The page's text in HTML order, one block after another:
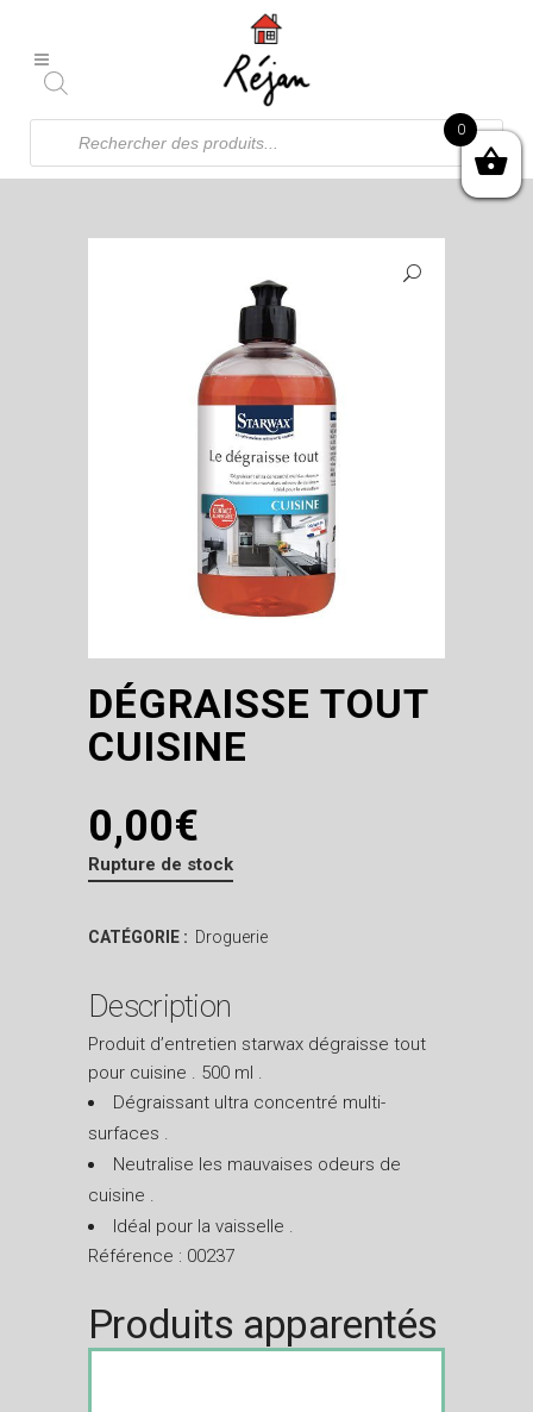
Recherche
produits
DÉGRAISSE TOUT
CUISINE
0,00€
Rupture de stock
CATÉGORIE : Droguerie
Description
Produit d’entretien starwax dégraisse tout
pour cuisine . 500 ml .
Dégraissant ultra concentré multi-
surfaces .
Neutralise les mauvaises odeurs de
cuisine .
Idéal pour la vaisselle .
Référence : 00237
Produits apparentés
0